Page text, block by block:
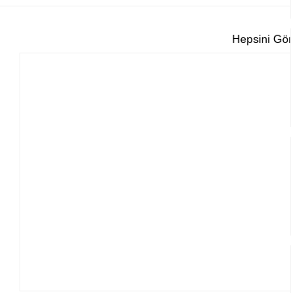
Hepsini Gör